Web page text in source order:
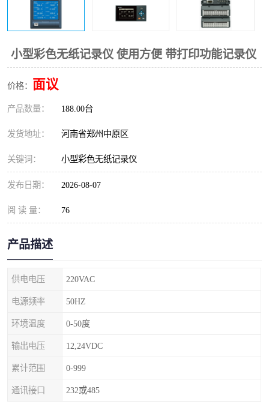
小型彩色无纸记录仪 使用方便 带打印功能记录仪
价格： 面议
产品数量： 188.00台
发货地址： 河南省郑州中原区
关键词： 小型彩色无纸记录仪
发布日期： 2026-08-07
阅 读 量： 76
产品描述
供电电压 220VAC
电源频率 50HZ
环境温度 0-50度
输出电压 12,24VDC
累计范围 0-999
通讯接口 232或485
流量仪表 加油站液位仪